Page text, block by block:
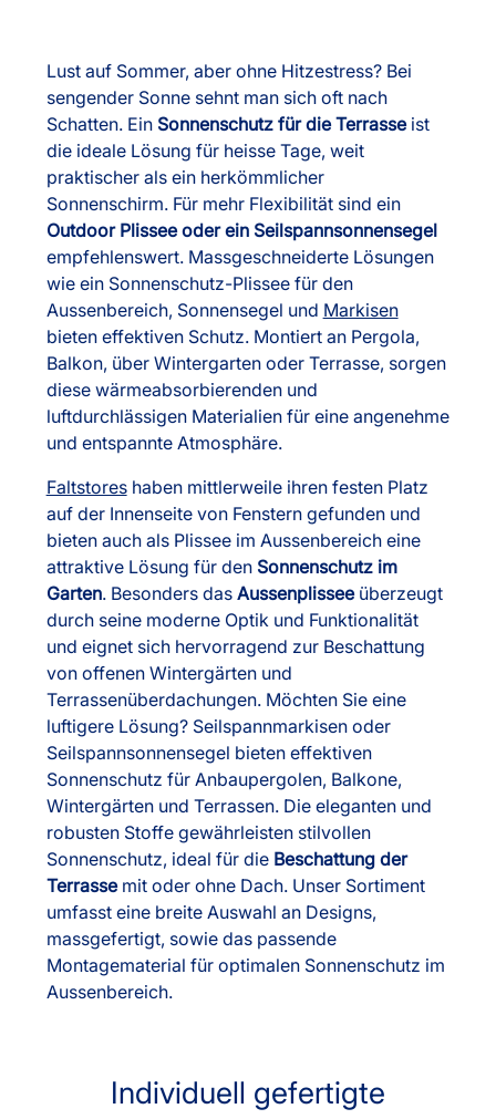
Lust auf Sommer, aber ohne Hitzestress? Bei
sengender Sonne sehnt man sich oft nach
Schatten. Ein Sonnenschutz für die Terrasseist
die ideale Lösung für heisse Tage, weit
praktischer als ein herkömmlicher
Sonnenschirm. Für mehr Flexibilität sind ein
Outdoor Plissee oder ein Seilspannsonnensegel
empfehlenswert. Massgeschneiderte Lösungen
wie ein Sonnenschutz-Plissee für den
Aussenbereich, Sonnensegel und Markisen
bieten effektiven Schutz. Montiert an Pergola,
Balkon, über Wintergarten oder Terrasse, sorgen
diese wärmeabsorbierenden und
luftdurchlässigen Materialien für eine angenehme
und entspannte Atmosphäre.
Faltstoreshaben mittlerweile ihren festen Platz
auf der Innenseite von Fenstern gefunden und
bieten auch als Plissee im Aussenbereich eine
attraktive Lösung für den Sonnenschutz im
Garten. Besonders das Aussenplisseeüberzeugt
durch seine moderne Optik und Funktionalität
und eignet sich hervorragend zur Beschattung
von offenen Wintergärten und
Terrassenüberdachungen. Möchten Sie eine
luftigere Lösung? Seilspannmarkisen oder
Seilspannsonnensegel bieten effektiven
Sonnenschutz für Anbaupergolen, Balkone,
Wintergärten und Terrassen. Die eleganten und
robusten Stoffe gewährleisten stilvollen
Sonnenschutz, ideal für die Beschattung der
Terrassemit oder ohne Dach. Unser Sortiment
umfasst eine breite Auswahl an Designs,
massgefertigt, sowie das passende
Montagematerial für optimalen Sonnenschutz im
Aussenbereich.
Individuell gefertigte